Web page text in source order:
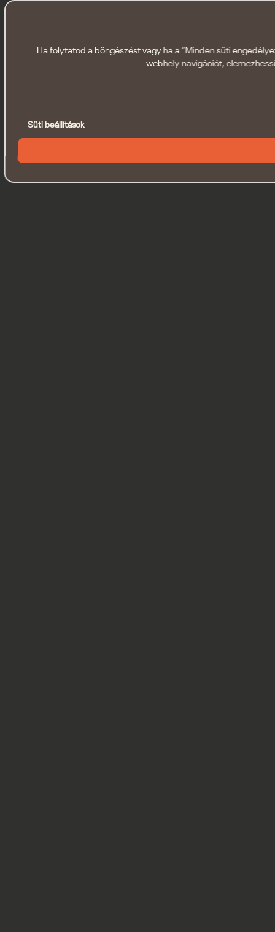
Ha folytatod a böngészést vagy ha a “Minden süti
webhely navigációt,
Süti beállítások